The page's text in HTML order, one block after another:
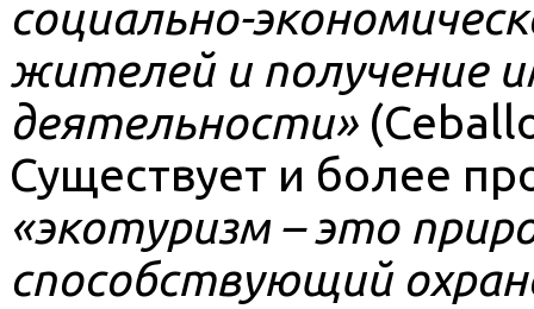
социально-
жителей и получение
деятельности»
Существует и более
«экотуризм – это
способствующий